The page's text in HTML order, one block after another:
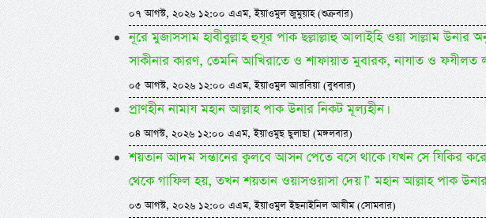
০৭ আগস্ট, ২০২৬ ১২:০০ এএম, ইয়াওমুল জুমুয়াহ (শুক্রবার)
নূরে মুজাসসাম হাবীবুল্লাহ হুযূর পাক ছল্লাল্লাহু আলাইহি ওয়া সাল্লাম
সাকীনার কারণ, তেমনি আখিরাতে ও শাফায়াত মুবারক, নাযাত ও ফযীলত
০৫ আগস্ট, ২০২৬ ১২:০০ এএম, ইয়াওমুল আরবিয়া (বুধবার)
প্রাণহীন নামায মহান আল্লাহ পাক উনার নিকট মূল্যহীন।
০৪ আগস্ট, ২০২৬ ১২:০০ এএম, ইয়াওমুছ ছুলাছা (মঙ্গলবার)
শয়তান আদম সন্তানের ক্বলবে আসন পেতে বসে থাকে। যখন সে যিকির
থেকে গাফিল হয়, তখন শয়তান ওয়াসওয়াসা দেয়।” মহান আল্লাহ পাক উনার
০৩ আগস্ট, ২০২৬ ১২:০০ এএম, ইয়াওমুল ইছনাইনিল আযীম (সোমবার)